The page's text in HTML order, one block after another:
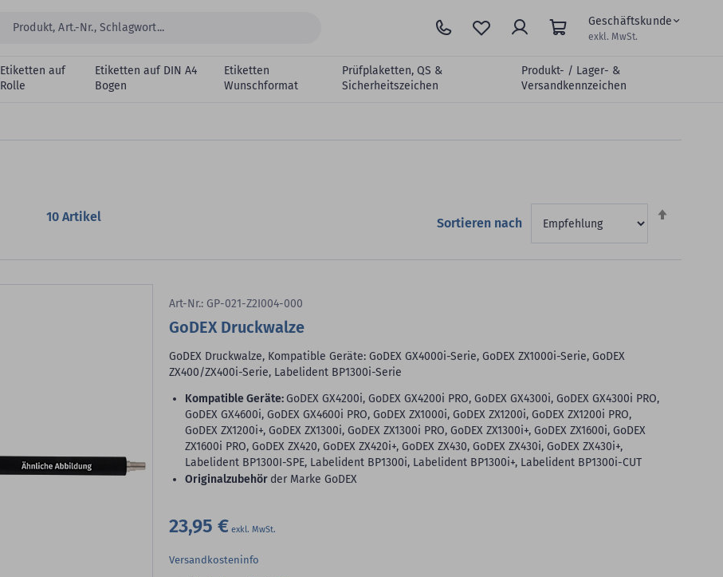
Geschäftskunde
exkl. MwSt.
Etiketten auf
Rolle
Etiketten auf DIN A4
Bogen
Etiketten
Wunschformat
Prüfplaketten, QS &
Sicherheitszeichen
Produkt- / Lager- &
Versandkennzeichen
10 Artikel Sortieren nach
Art-Nr.: GP-021-Z2I004-000
GoDEX Druckwalze
GoDEX Druckwalze, Kompatible Geräte: GoDEX GX4000i-Serie, GoDEX ZX1000i-Serie, GoDEX
ZX400/ZX400i-Serie, Labelident BP1300i-Serie
Kompatible Geräte:GoDEX GX4200i, GoDEX GX4200i PRO, GoDEX GX4300i, GoDEX GX4300i PRO,
GoDEX GX4600i, GoDEX GX4600i PRO, GoDEX ZX1000i, GoDEX ZX1200i, GoDEX ZX1200i PRO,
GoDEX ZX1200i+, GoDEX ZX1300i, GoDEX ZX1300i PRO, GoDEX ZX1300i+, GoDEX ZX1600i, GoDEX
ZX1600i PRO, GoDEX ZX420, GoDEX ZX420i+, GoDEX ZX430, GoDEX ZX430i, GoDEX ZX430i+,
Labelident BP1300I-SPE, Labelident BP1300i, Labelident BP1300i+, Labelident BP1300i-CUT
Originalzubehör der Marke GoDEX
23,95 €
Versandkosteninfo